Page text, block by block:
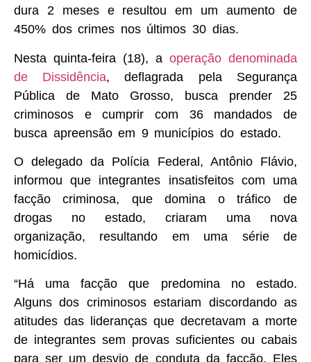
dura 2 meses e resultou em um aumento de
450% dos crimes nos últimos 30 dias.
Nesta quinta-feira (18), a operação denominada
de Dissidência, deflagrada pela Segurança
Pública de Mato Grosso, busca prender 25
criminosos e cumprir com 36 mandados de
busca apreensão em 9 municípios do estado.
O delegado da Polícia Federal, Antônio Flávio,
informou que integrantes insatisfeitos com uma
facção criminosa, que domina o tráfico de
drogas no estado, criaram uma nova
organização, resultando em uma série de
homicídios.
“Há uma facção que predomina no estado.
Alguns dos criminosos estariam discordando as
atitudes das lideranças que decretavam a morte
de integrantes sem provas suficientes ou cabais
para ser um desvio de conduta da facção. Eles